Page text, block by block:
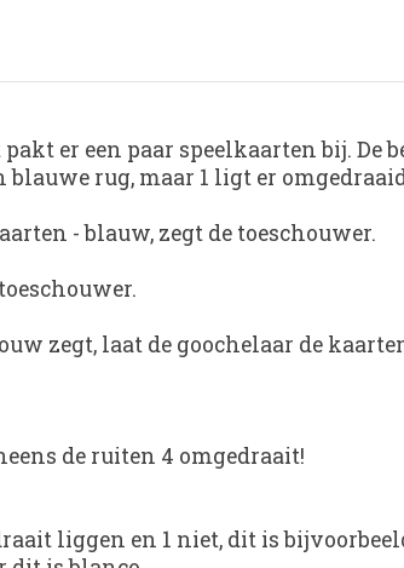
er een paar speelkaarten bij. De
rug, maar 1 ligt er
- blauw, zegt de toeschouwer.
zegt, laat de goochelaar de
de ruiten 4 omgedraait!
liggen en 1 niet, dit is